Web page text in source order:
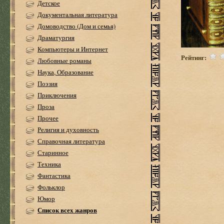
Детское
Документальная литература
Домоводство (Дом и семья)
Драматургия
Компьютеры и Интернет
Любовные романы
Наука, Образование
Поэзия
Приключения
Проза
Прочее
Религия и духовность
Справочная литература
Старинное
Техника
Фантастика
Фольклор
Юмор
Список всех жанров
Рейтинг: